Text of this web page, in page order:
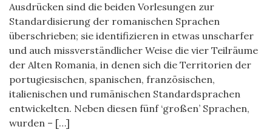
Ausdrücken sind die beiden Vorlesungen zur
Standardisierung der romanischen Sprachen
überschrieben; sie identifizieren in etwas unscharfer
und auch missverständlicher Weise die vier Teilräume
der Alten Romania, in denen sich die Territorien der
portugiesischen, spanischen, französischen,
italienischen und rumänischen Standardsprachen
entwickelten. Neben diesen fünf ‘großen’ Sprachen,
wurden – […]